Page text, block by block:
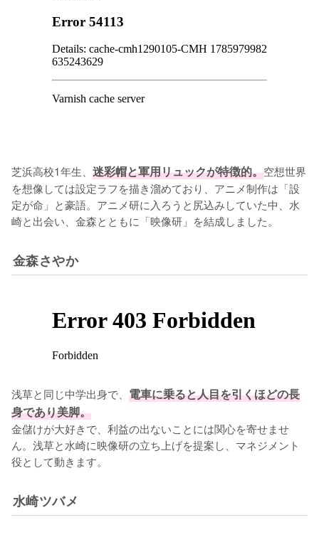
芝浜高校1年生、 迷彩帽と軍用リュックが特徴的。空想世界
を想像しては設定ラフを描き溜めており、アニメ制作は「設
定が命」と豪語。アニメ研に入ろうと尻込みしていた中、水
崎と出会い、金森とともに「映像研」を結成しました。
金森さやか
浅草と同じ中学出身で、 電車に乗ると人目を引くほどの長
身であり美脚。
金儲けが大好きで、利益の出ないことには関心を寄せませ
ん。浅草と水崎に映像研の立ち上げを提案し、マネジメント
役として動きます。
水崎ツバメ